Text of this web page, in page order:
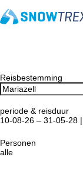
Reisbestemming
periode & reisduur
10-08-26 – 31-05-28
Personen
alle